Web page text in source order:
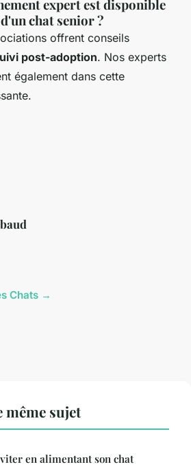
expert est disponible
chat senior ?
offrent conseils
post-adoption. Nos experts
également dans cette
Chats →
sujet
en alimentant son chat